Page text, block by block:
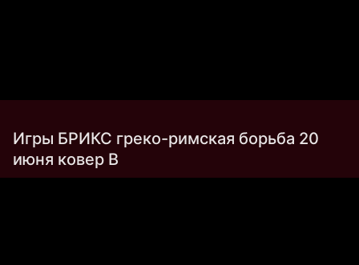
Игры БРИКС греко-римская борьба 20
июня ковер B